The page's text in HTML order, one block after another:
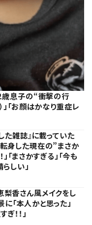
歳息子の“衝撃の行
「お顔はかなり重症レ
雑誌』に載っていた
身した現在の”まさか
「まさかすぎる」「今も
しい」
香さん風メイクをし
「本人かと思った」
！！」